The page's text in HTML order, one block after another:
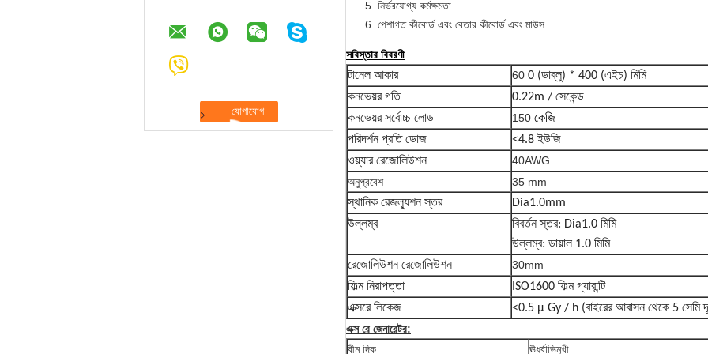
নির্ভরযোগ্য কর্মক্ষমতা
পেশাগত কীবোর্ড এবং বেতার কীবোর্ড এবং মাউস
সবিস্তার বিবরণী
টানেল আকার
60 0 (ডাব্লু) * 400 (এইচ) মিমি
কনভেয়র গতি
0.22m / সেকেন্ড
কনভেয়র সর্বোচ্চ লোড
150 কেজি
পরিদর্শন প্রতি ডোজ
<4.8 ইউজি
ওয়্যার রেজোলিউশন
40AWG
অনুপ্রবেশ
35 mm
স্থানিক রেজল্যুশন স্তর
Dia1.0mm
উল্লম্ব
বিবর্তন স্তর: Dia1.0 মিমি
উল্লম্ব: ডায়াল 1.0 মিমি
রেজোলিউশন রেজোলিউশন
30mm
ফিল্ম নিরাপত্তা
ISO1600 ফিল্ম গ্যারান্টি
এক্সরে লিকেজ
<0.5 μ Gy / h (বাইরের আবাসন থেকে 5 সেমি
এক্স রে জেনারেটর:
বীম দিক
ঊর্ধ্বাভিমুখী